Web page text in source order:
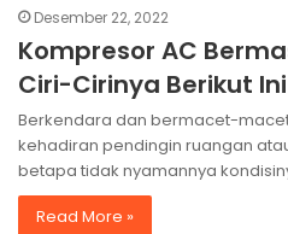
Desember 22, 2022
Kompresor AC
Ciri-Cirinya Berikut Ini
Berkendara dan bermacet-
kehadiran pendingin ruangan
betapa tidak nyamannya
Read More »